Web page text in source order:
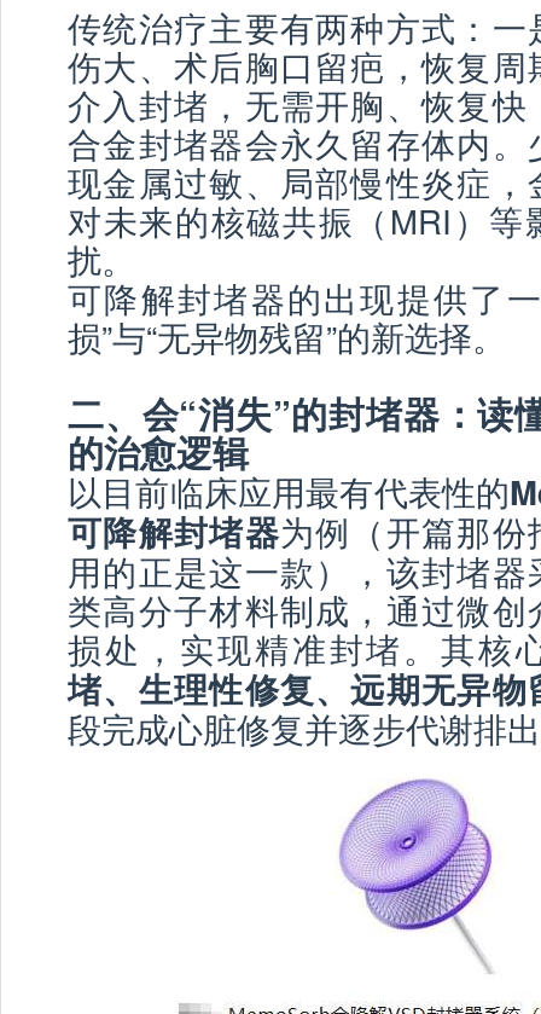
传统治疗主要有两种方式：
伤大、术后胸口留疤，恢复
介入封堵，无需开胸、恢复
合金封堵器会永久留存体内
现金属过敏、局部慢性炎症
对未来的核磁共振（MRI）等
扰。
可降解封堵器的出现提供了
损”与“无异物残留”的新选择。
二、会“消失”的封堵器：读
的治愈逻辑
以目前临床应用最有代表性的
可降解封堵器为例（开篇那
用的正是这一款），该封堵
类高分子材料制成，通过微
损处，实现精准封堵。其核
堵、生理性修复、远期无异物
段完成心脏修复并逐步代谢排